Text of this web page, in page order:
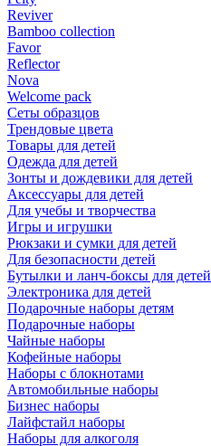
Reviver
Bamboo collection
Favor
Reflector
Nova
Welcome pack
Сеты образцов
Трендовые цвета
Товары для детей
Одежда для детей
Зонты и дождевики для детей
Аксессуары для детей
Для учебы и творчества
Игры и игрушки
Рюкзаки и сумки для детей
Для безопасности детей
Бутылки и ланч-боксы для детей
Электроника для детей
Подарочные наборы детям
Подарочные наборы
Чайные наборы
Кофейные наборы
Наборы с блокнотами
Автомобильные наборы
Бизнес наборы
Лайфстайл наборы
Наборы для алкоголя